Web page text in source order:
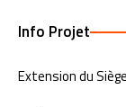
Info Projet
Extension du